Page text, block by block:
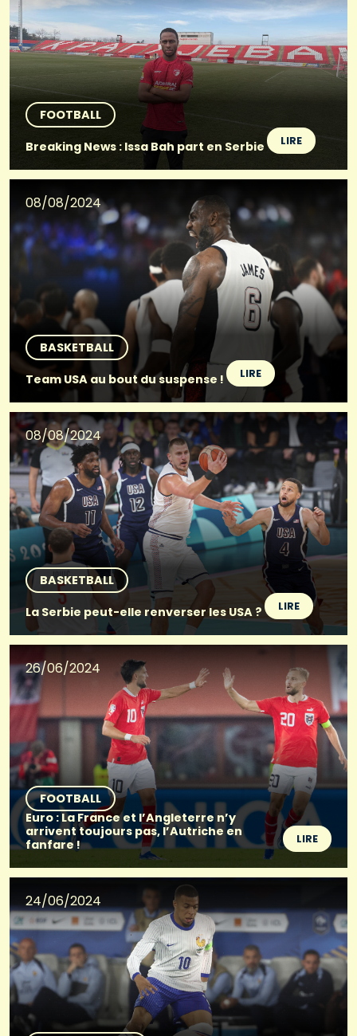
FOOTBALL
Breaking News : Issa Bah part en Serbie
LIRE
08/08/2024
BASKETBALL
Team USA au bout du suspense !
LIRE
08/08/2024
BASKETBALL
La Serbie peut-elle renverser les USA ?
LIRE
26/06/2024
FOOTBALL
Euro : La France et l’Angleterre n’y
arrivent toujours pas, l’Autriche en
fanfare !
LIRE
24/06/2024